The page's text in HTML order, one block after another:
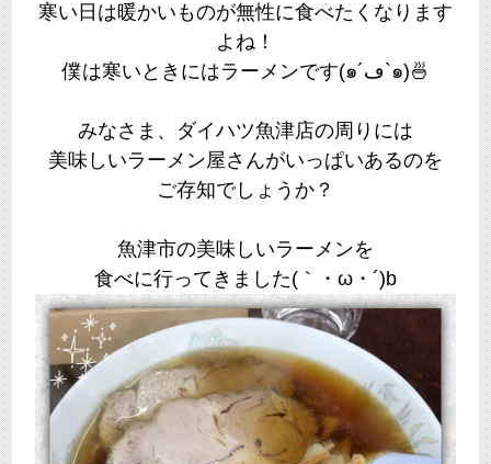
寒い日は暖かいものが無性に食べたくなります
よね！
僕は寒いときにはラーメンです(๑´ڡ`๑)🍜
みなさま、ダイハツ魚津店の周りには
美味しいラーメン屋さんがいっぱいあるのを
ご存知でしょうか？
魚津市の美味しいラーメンを
食べに行ってきました(｀・ω・´)b